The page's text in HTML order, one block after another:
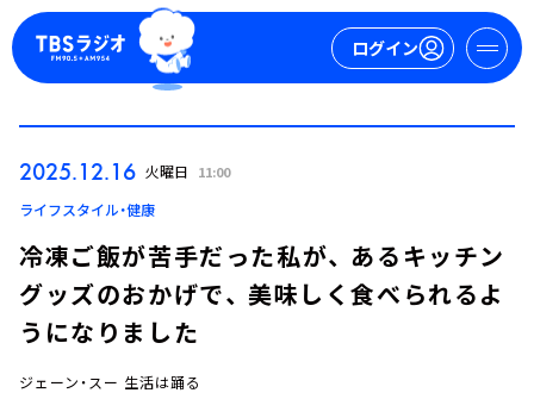
ログイン
ログイン
2025.12.16 火曜日 11:00
ライフスタイル・健康
冷凍ご飯が苦手だった私が、 あるキッチン
グッズのおかげで、 美味しく食べられるよ
うになりました
ジェーン・スー 生活は踊る